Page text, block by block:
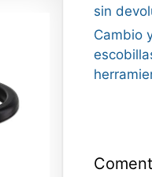
sin
Cambio